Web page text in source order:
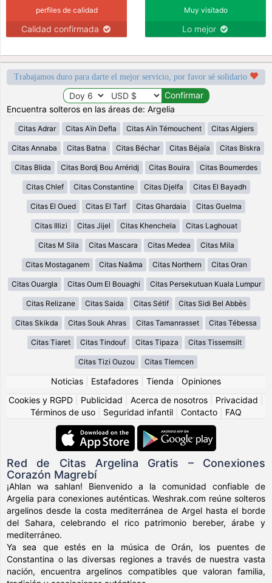
perfiles de calidad
Calidad confirmada
Muy visitado
Lo mejor
Trabajamos duro para darte el mejor servicio, por favor sé solidario
Encuentra solteros en las áreas de: Argelia
Citas Adrar Citas Aïn Defla Citas Aïn Témouchent Citas Algiers
Citas Annaba Citas Batna Citas Béchar Citas Béjaïa Citas Biskra
Citas Blida Citas Bordj Bou Arréridj Citas Bouira Citas Boumerdes
Citas Chlef Citas Constantine Citas Djelfa Citas El Bayadh
Citas El Oued Citas El Tarf Citas Ghardaia Citas Guelma
Citas Illizi Citas Jijel Citas Khenchela Citas Laghouat
Citas M Sila Citas Mascara Citas Medea Citas Mila
Citas Mostaganem Citas Naâma Citas Northern Citas Oran
Citas Ouargla Citas Oum El Bouaghi Citas Persekutuan Kuala Lumpur
Citas Relizane Citas Saida Citas Sétif Citas Sidi Bel Abbès
Citas Skikda Citas Souk Ahras Citas Tamanrasset Citas Tébessa
Citas Tiaret Citas Tindouf Citas Tipaza Citas Tissemsilt
Citas Tizi Ouzou Citas Tlemcen
Noticias Estafadores Tienda
Opiniones
Cookies y RGPD
Publicidad Acerca de nosotros Privacidad
Términos de uso
Seguridad infantil Contacto FAQ
Red de Citas Argelina Gratis – Conexiones
Corazón Magrebí
¡Ahlan wa sahlan! Bienvenido a la comunidad confiable de
Argelia para conexiones auténticas. Weshrak.com reúne solteros
argelinos desde la costa mediterránea de Argel hasta el borde
del Sahara, celebrando el rico patrimonio bereber, árabe y
mediterráneo.
Ya sea que estés en la música de Orán, los puentes de
Constantina o las diversas regiones a través de nuestra vasta
nación, encuentra argelinos compatibles que valoran familia,